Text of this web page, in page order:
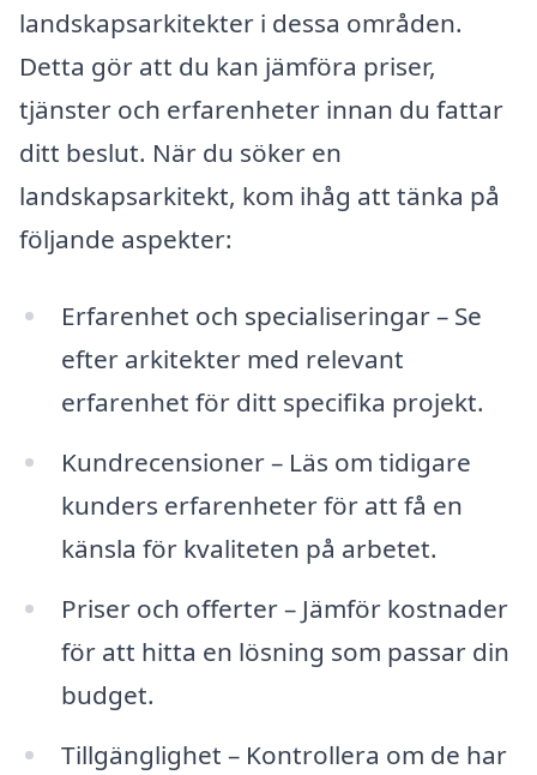
landskapsarkitekter i dessa områden.
Detta gör att du kan jämföra priser,
tjänster och erfarenheter innan du fattar
ditt beslut. När du söker en
landskapsarkitekt, kom ihåg att tänka på
följande aspekter:
Erfarenhet och specialiseringar – Se
efter arkitekter med relevant
erfarenhet för ditt specifika projekt.
Kundrecensioner – Läs om tidigare
kunders erfarenheter för att få en
känsla för kvaliteten på arbetet.
Priser och offerter – Jämför kostnader
för att hitta en lösning som passar din
budget.
Tillgänglighet – Kontrollera om de har